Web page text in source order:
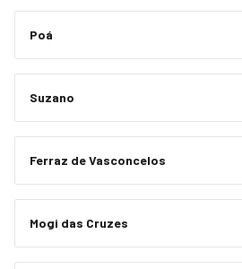
Poá
Suzano
Ferraz de Vasconcelos
Mogi das Cruzes